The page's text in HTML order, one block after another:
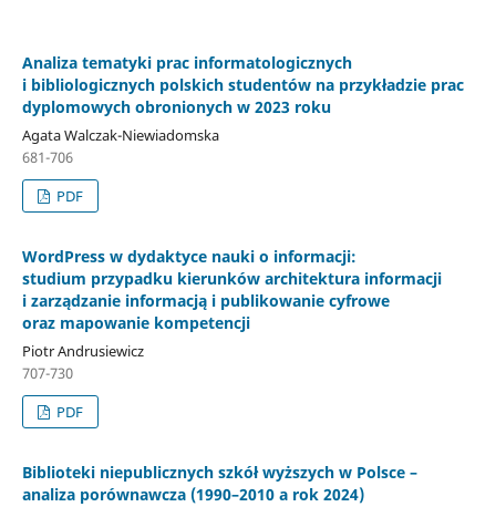
Analiza tematyki prac informatologicznych
i bibliologicznych polskich studentów na przykładzie prac
dyplomowych obronionych w 2023 roku
Agata Walczak-Niewiadomska
681-706
PDF
WordPress w dydaktyce nauki o informacji:
studium przypadku kierunków architektura informacji
i zarządzanie informacją i publikowanie cyfrowe
oraz mapowanie kompetencji
Piotr Andrusiewicz
707-730
PDF
Biblioteki niepublicznych szkół wyższych w Polsce –
analiza porównawcza (1990–2010 a rok 2024)